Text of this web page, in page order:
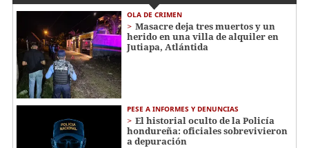
OLA DE CRIMEN
Masacre deja tres muertos y un
herido en una villa de alquiler en
Jutiapa, Atlántida
PESE A INFORMES Y DENUNCIAS
El historial oculto de la Policía
hondureña: oficiales sobrevivieron
a depuración